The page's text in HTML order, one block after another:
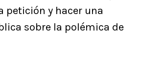
petición y hacer una
sobre la polémica de